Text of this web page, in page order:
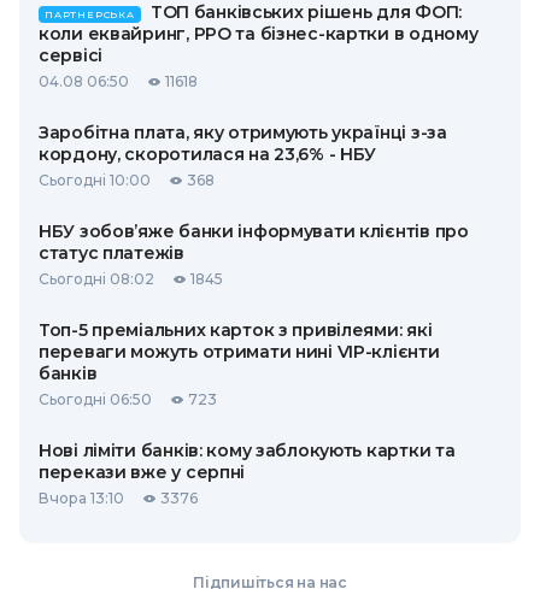
ПАРТНЕРСЬКА
ТОП банківських рішень для ФОП:
коли еквайринг, РРО та бізнес-картки в одному
сервісі
04.08 06:50 11618
Заробітна плата, яку отримують українці з-за
кордону, скоротилася на 23,6% - НБУ
Сьогодні 10:00 368
НБУ зобов’яже банки інформувати клієнтів про
статус платежів
Сьогодні 08:02 1845
Топ-5 преміальних карток з привілеями: які
переваги можуть отримати нині VIP-клієнти
банків
Сьогодні 06:50 723
Нові ліміти банків: кому заблокують картки та
перекази вже у серпні
Вчора 13:10 3376
Підпишіться на нас